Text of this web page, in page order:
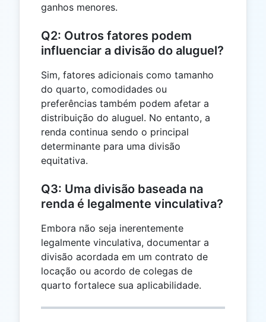
ganhos menores.
Q2: Outros fatores podem
influenciar a divisão do aluguel?
Sim, fatores adicionais como tamanho
do quarto, comodidades ou
preferências também podem afetar a
distribuição do aluguel. No entanto, a
renda continua sendo o principal
determinante para uma divisão
equitativa.
Q3: Uma divisão baseada na
renda é legalmente vinculativa?
Embora não seja inerentemente
legalmente vinculativa, documentar a
divisão acordada em um contrato de
locação ou acordo de colegas de
quarto fortalece sua aplicabilidade.